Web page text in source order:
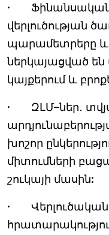
· Ֆինանսական
վերլուծության
պարամետրերը և
ներկայացված
կայքերում և
· ԶԼՄ–ներ․
խոշոր
միտումների
շուկայի մասին:
· Վերլուծական